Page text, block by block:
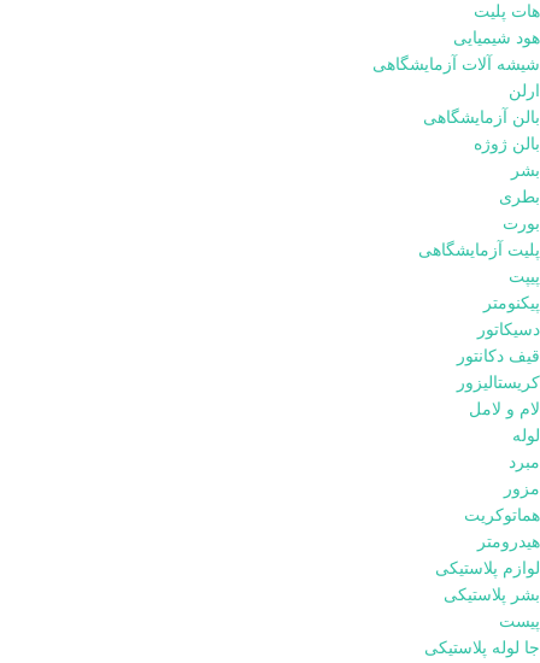
هات پلیت
هود شیمیایی
شیشه آلات آزمایشگاهی
ارلن
بالن آزمایشگاهی
بالن ژوژه
بشر
بطری
بورت
پلیت آزمایشگاهی
پیپت
پیکنومتر
دسیکاتور
قیف دکانتور
کریستالیزور
لام و لامل
لوله
مبرد
مزور
هماتوکریت
هیدرومتر
لوازم پلاستیکی
بشر پلاستیکی
پیست
جا لوله پلاستیکی